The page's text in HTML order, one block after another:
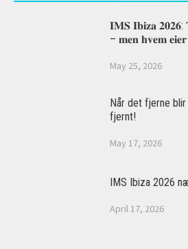
𝐈𝐌𝐒 𝐈𝐛𝐢𝐳𝐚 𝟐𝟎𝟐𝟔:
– 𝐦𝐞𝐧 𝐡𝐯𝐞𝐦 𝐞𝐢𝐞𝐫
May 25, 2026
Når det fjerne
fjernt!
May 17, 2026
IMS Ibiza 2026
April 17, 2026